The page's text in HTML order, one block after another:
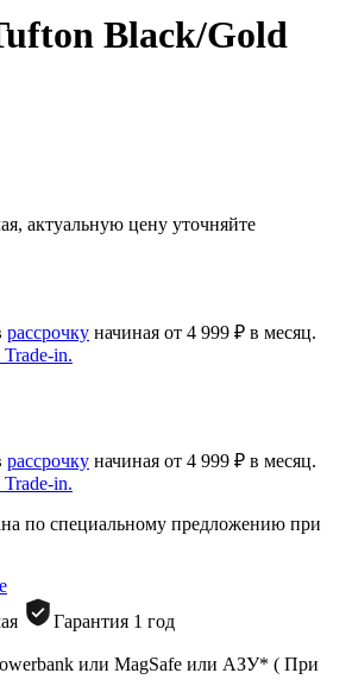
Black/Gold
актуальную цену уточняйте
рассрочку начиная от 4 999 ₽ в месяц.
in.
рассрочку начиная от 4 999 ₽ в месяц.
in.
по специальному предложению при
Гарантия 1 год
или MagSafe или AЗУ* ( При